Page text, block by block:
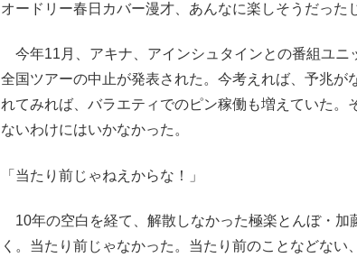
オードリー春日カバー漫才、あんなに楽しそうだった
今年11月、アキナ、アインシュタインとの番組ユニ
全国ツアーの中止が発表された。今考えれば、予兆が
れてみれば、バラエティでのピン稼働も増えていた。
ないわけにはいかなかった。
「当たり前じゃねえからな！」
10年の空白を経て、解散しなかった極楽とんぼ・加
く。当たり前じゃなかった。当たり前のことなどない